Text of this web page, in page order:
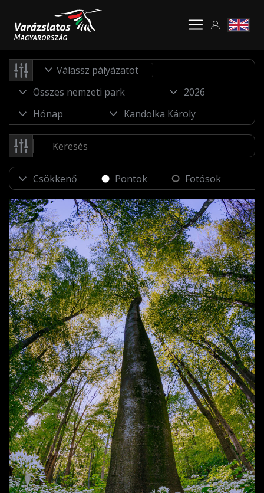
Válassz pályázatot
Pontok Fotósok